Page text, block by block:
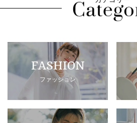
FASHION
ファッション